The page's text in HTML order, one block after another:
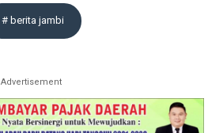
# berita jambi
Advertisement